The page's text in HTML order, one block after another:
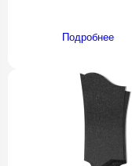
Подробнее